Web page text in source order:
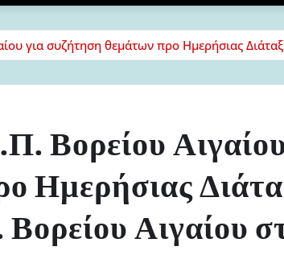
για συζήτηση θεμάτων προ Ημερήσιας
Βορείου
Ημερήσιας
Αιγαίου